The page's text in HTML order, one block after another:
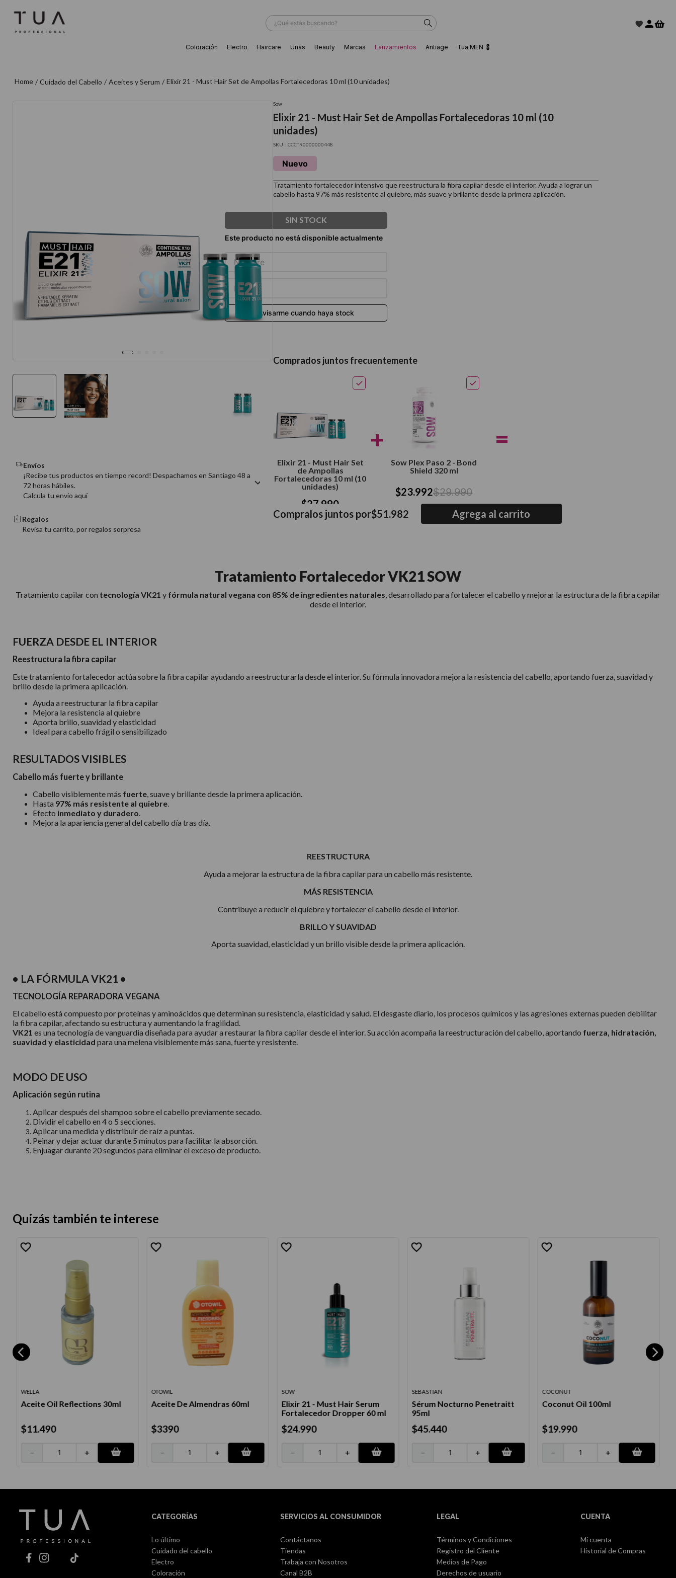
¿Qué estás buscando?
Coloración Electro Haircare Uñas Beauty Marcas Lanzamientos Antiage Tua MEN 💈
Cuidado del Cabello Aceites y Serum Elixir 21 - Must Hair Set de Ampollas Fortalecedoras 10 ml (10 unidades)
Envíos
¡Recibe tus productos en tiempo record! Despachamos en Santiago 48 a
72 horas hábiles.
Calcula tu envio aquí
Regalos
Revisa tu carrito, por regalos sorpresa
Sow
Elixir 21 - Must Hair Set de Ampollas Fortalecedoras 10 ml (10
unidades)
: CCCTR0000000448
Nuevo
Tratamiento fortalecedor intensivo que reestructura la fibra capilar desde el interior. Ayuda a lograr un
cabello hasta 97% más resistente al quiebre, más suave y brillante desde la primera aplicación.
SIN STOCK
Comprados juntos frecuentemente
Elixir 21 - Must Hair Set
de Ampollas
Fortalecedoras 10 ml (10
unidades)
$27 990
+
Sow Plex Paso 2 - Bond
Shield 320 ml
$23.992$29.990
Compralos juntos por$51.982 Agrega al carrito
Tratamiento Fortalecedor VK21 SOW
Tratamiento capilar con tecnología VK21 y fórmula natural vegana con 85% de ingredientes naturales , desarrollado para fortalecer el cabello y mejorar la estructura de la fibra capilar
desde el interior.
FUERZA DESDE EL INTERIOR
Reestructura la fibra capilar
Este tratamiento fortalecedor actúa sobre la fibra capilar ayudando a reestructurarla desde el interior. Su fórmula innovadora mejora la resistencia del cabello, aportando fuerza, suavidad y
brillo desde la primera aplicación.
Ayuda a reestructurar la fibra capilar
Mejora la resistencia al quiebre
Aporta brillo, suavidad y elasticidad
Ideal para cabello frágil o sensibilizado
RESULTADOS VISIBLES
Cabello más fuerte y brillante
Cabello visiblemente más fuerte, suave y brillante desde la primera aplicación.
Hasta 97% más resistente al quiebre.
Efecto inmediato y duradero.
Mejora la apariencia general del cabello día tras día.
REESTRUCTURA
Ayuda a mejorar la estructura de la fibra capilar para un cabello más resistente.
MÁS RESISTENCIA
Contribuye a reducir el quiebre y fortalecer el cabello desde el interior.
BRILLO Y SUAVIDAD
Aporta suavidad, elasticidad y un brillo visible desde la primera aplicación.
• LA FÓRMULA VK21 •
TECNOLOGÍA REPARADORA VEGANA
El cabello está compuesto por proteínas y aminoácidos que determinan su resistencia, elasticidad y salud. El desgaste diario, los procesos químicos y las agresiones externas pueden debilitar
la fibra capilar, afectando su estructura y aumentando la fragilidad.
VK21 es una tecnología de vanguardia diseñada para ayudar a restaurar la fibra capilar desde el interior. Su acción acompaña la reestructuración del cabello, aportando fuerza, hidratación,
suavidad y elasticidad para una melena visiblemente más sana, fuerte y resistente.
MODO DE USO
Aplicación según rutina
Aplicar después del shampoo sobre el cabello previamente secado.
Dividir el cabello en 4 o 5 secciones.
Aplicar una medida y distribuir de raíz a puntas.
Peinar y dejar actuar durante 5 minutos para facilitar la absorción.
Enjuagar durante 20 segundos para eliminar el exceso de producto.
Quizás también te interese
WELLA
Aceite Oil Reflections 30ml
$11.490
＋
－
OTOWIL
Aceite De Almendras 60ml
$3390
＋
－
SOW
Elixir 21 - Must Hair Serum
Fortalecedor Dropper 60 ml
$24.990
＋
－
SEBASTIAN
Sérum Nocturno Penetraitt
95ml
$45.440
＋
－
COCONUT
Coconut Oil 100ml
$19.990
＋
－
CATEGORÍAS
Lo último
Cuidado del cabello
Electro
Coloración
SERVICIOS AL CONSUMIDOR
Contáctanos
Tiendas
Trabaja con Nosotros
Canal B2B
LEGAL
Términos y Condiciones
Registro del Cliente
Medios de Pago
Derechos de usuario
CUENTA
Mi cuenta
Historial de Compras
10. protector térmico